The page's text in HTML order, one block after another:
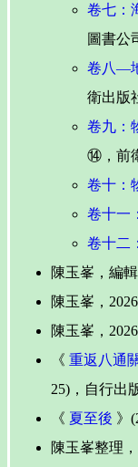
卷七：
圖書公
卷八—
衛出版
卷九：
⑭，前
卷十：
卷十一
卷十二
陳玉峯，編
陳玉峯，
陳玉峯，
《 重返八通
25)，自行出
《 夏至後 》
陳玉峯整理